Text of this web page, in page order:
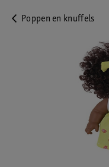
Poppen en knuffels